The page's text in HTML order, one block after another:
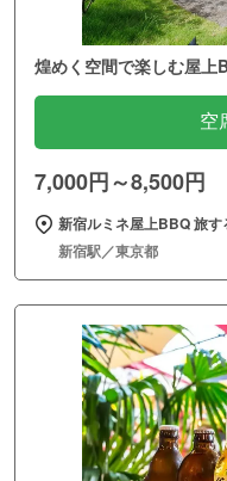
煌めく空間で楽しむ屋上
空
7,000円～8,500円
新宿ルミネ屋上BBQ 旅
新宿駅／東京都